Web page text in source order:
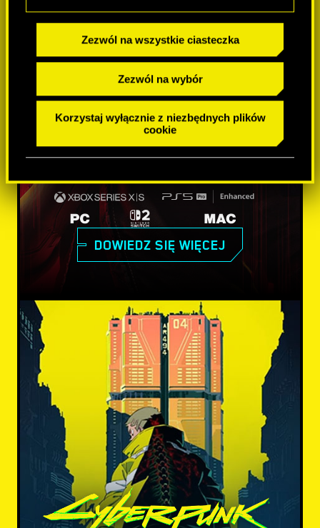
Zezwól na wszystkie ciasteczka
Zezwól na wybór
Korzystaj wyłącznie z niezbędnych plików
cookie
DOWIEDZ SIĘ WIĘCEJ